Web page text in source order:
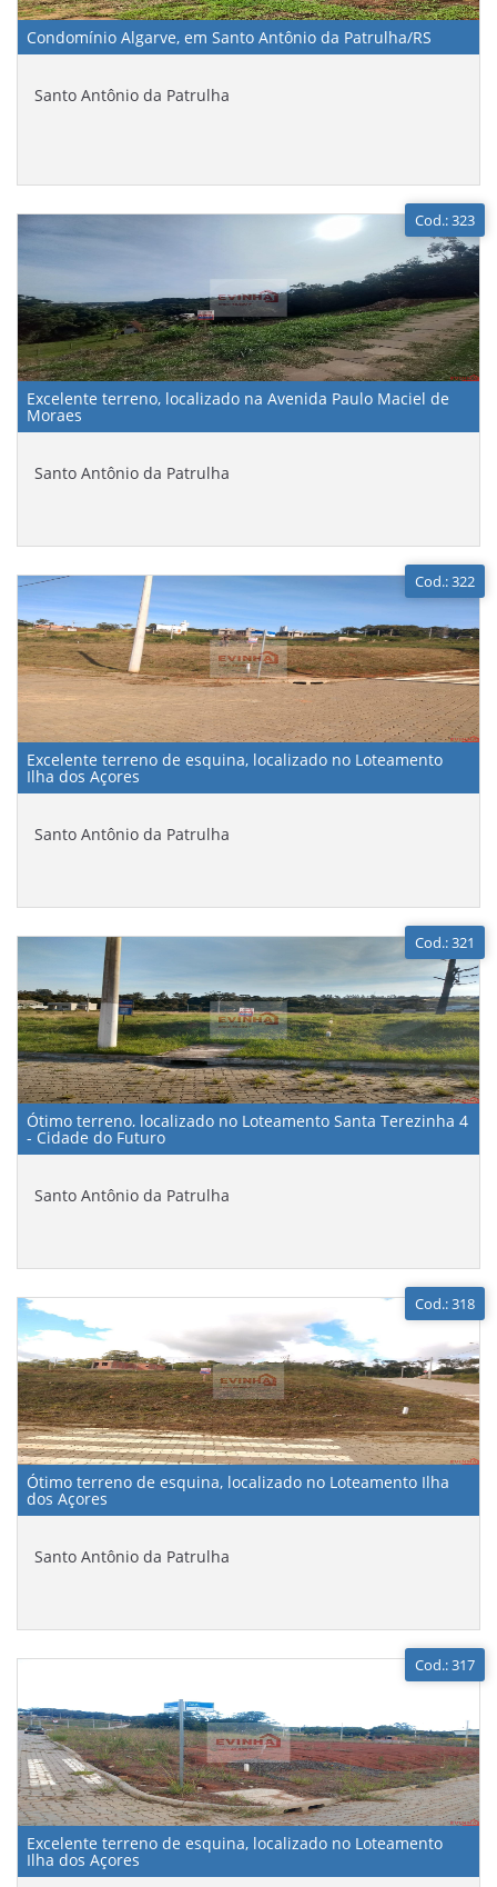
Condomínio Algarve, em Santo Antônio da Patrulha/RS
Santo Antônio da Patrulha
Cod.: 323
Excelente terreno, localizado na Avenida Paulo Maciel de
Moraes
Santo Antônio da Patrulha
Cod.: 322
Excelente terreno de esquina, localizado no Loteamento
Ilha dos Açores
Santo Antônio da Patrulha
Cod.: 321
Ótimo terreno, localizado no Loteamento Santa Terezinha 4
- Cidade do Futuro
Santo Antônio da Patrulha
Cod.: 318
Ótimo terreno de esquina, localizado no Loteamento Ilha
dos Açores
Santo Antônio da Patrulha
Cod.: 317
Excelente terreno de esquina, localizado no Loteamento
Ilha dos Açores